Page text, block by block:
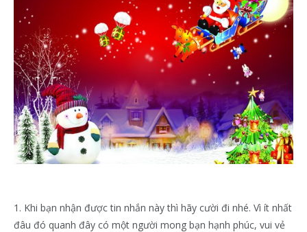
1. Khi bạn nhận được tin nhắn này thì hãy cười đi nhé. Vì ít nhất
đâu đó quanh đây có một người mong bạn hạnh phúc, vui vẻ